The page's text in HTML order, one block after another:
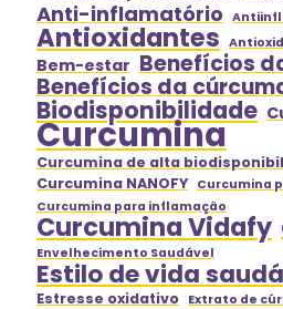
Anti-inflamatório
Antioxidantes
Bem-estar Benefícios
Benefícios da
Biodisponibilidade
Curcumina
Curcumina de alta
Curcumina NANOFY Curcumina
Curcumina para inflamação
Curcumina Vidafy
Envelhecimento Saudável
Estilo de vida
Estresse oxidativo Extrato de